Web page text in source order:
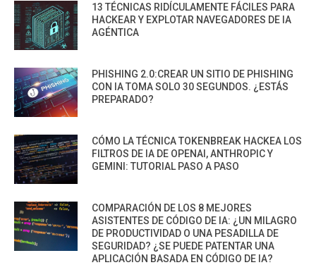
13 TÉCNICAS RIDÍCULAMENTE FÁCILES PARA
HACKEAR Y EXPLOTAR NAVEGADORES DE IA
AGÉNTICA
PHISHING 2.0:CREAR UN SITIO DE PHISHING
CON IA TOMA SOLO 30 SEGUNDOS. ¿ESTÁS
PREPARADO?
CÓMO LA TÉCNICA TOKENBREAK HACKEA LOS
FILTROS DE IA DE OPENAI, ANTHROPIC Y
GEMINI: TUTORIAL PASO A PASO
COMPARACIÓN DE LOS 8 MEJORES
ASISTENTES DE CÓDIGO DE IA: ¿UN MILAGRO
DE PRODUCTIVIDAD O UNA PESADILLA DE
SEGURIDAD? ¿SE PUEDE PATENTAR UNA
APLICACIÓN BASADA EN CÓDIGO DE IA?